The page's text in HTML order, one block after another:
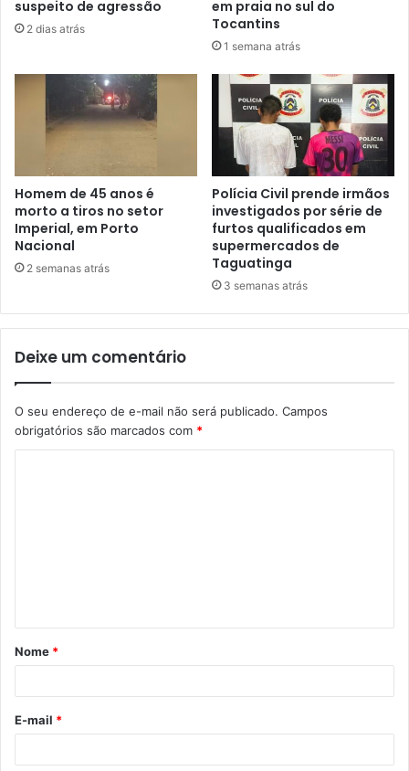
suspeito de agressão
2 dias atrás
em praia no sul do
Tocantins
1 semana atrás
Homem de 45 anos é
morto a tiros no setor
Imperial, em Porto
Nacional
2 semanas atrás
Polícia Civil prende irmãos
investigados por série de
furtos qualificados em
supermercados de
Taguatinga
3 semanas atrás
Deixe um comentário
O seu endereço de e-mail não será publicado. Campos
obrigatórios são marcados com *
á
r
*
Nome *
E-mail *